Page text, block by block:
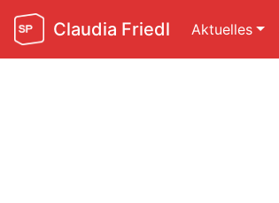
Claudia Friedl Aktuelles